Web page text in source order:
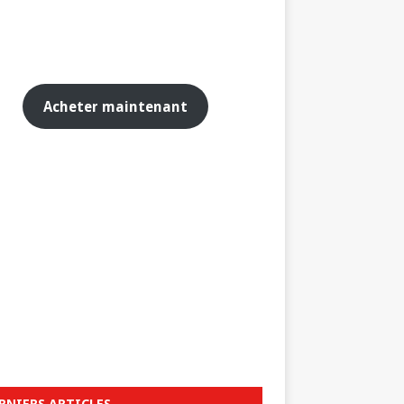
Acheter maintenant